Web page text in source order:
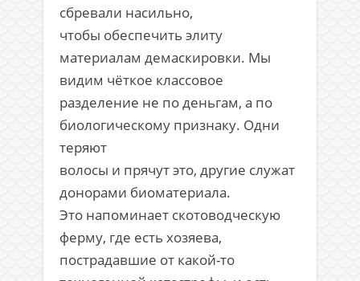
сбревали насильно,
чтобы обеспечить элиту
материалам демаскировки. Мы
видим чёткое классовое
разделение не по деньгам, а по
биологическому признаку. Одни
теряют
волосы и прячут это, другие служат
донорами биоматериала.
Это напоминает скотоводческую
ферму, где есть хозяева,
пострадавшие от какой-то